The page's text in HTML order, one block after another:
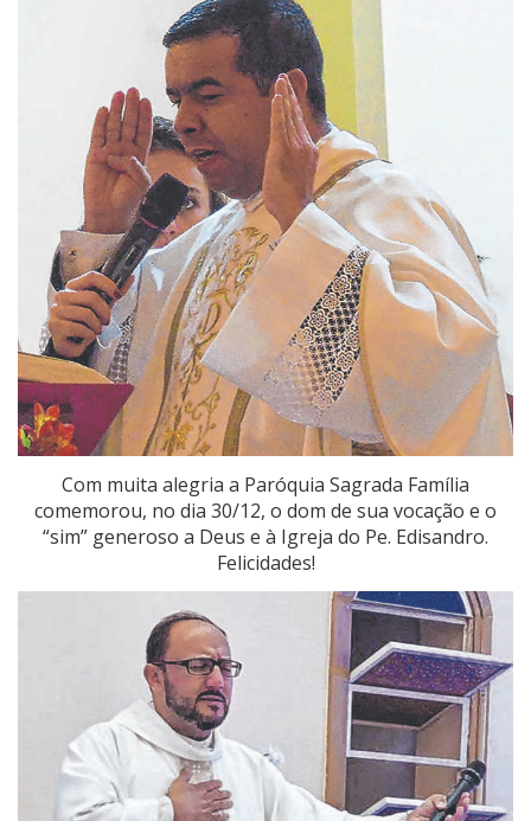
Com muita alegria a Paróquia Sagrada Família
comemorou, no dia 30/12, o dom de sua vocação e o
“sim” generoso a Deus e à Igreja do Pe. Edisandro.
Felicidades!